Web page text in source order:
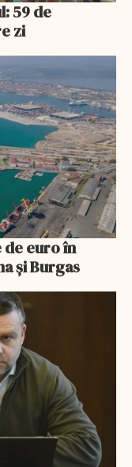
59 de
zi
de euro în
și Burgas